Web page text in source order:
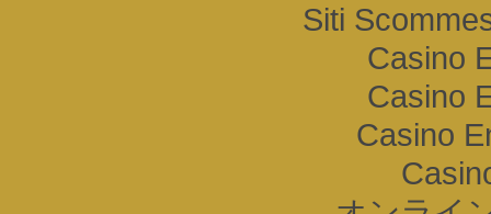
Siti
Casino
Casino
Casino